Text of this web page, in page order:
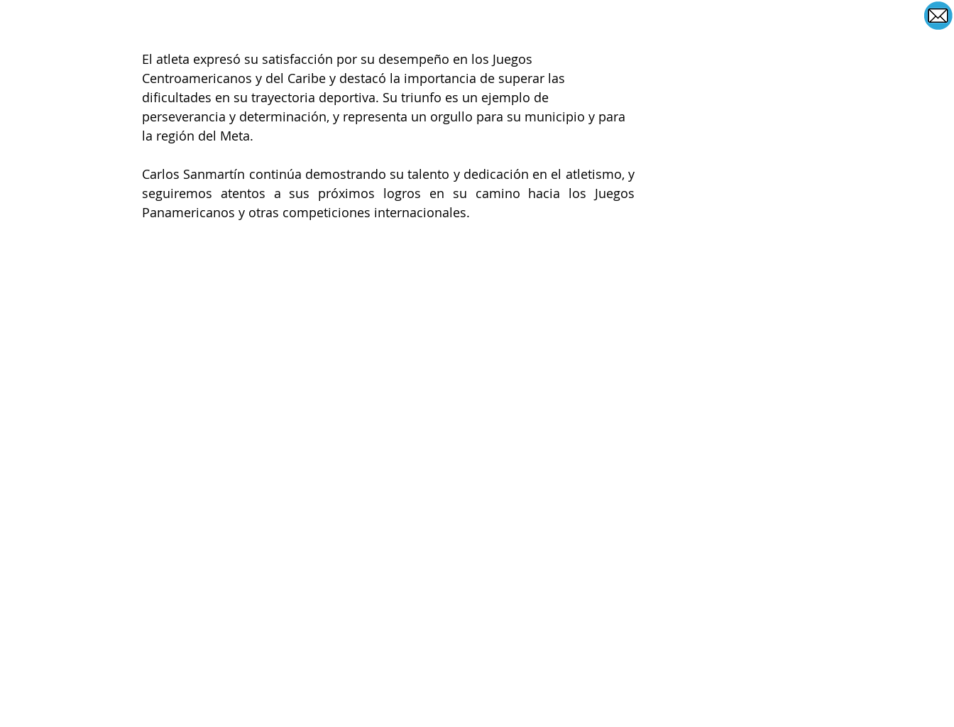
El atleta expresó su satisfacción por su desempeño en los Juegos
Centroamericanos y del Caribe y destacó la importancia de superar las
dificultades en su trayectoria deportiva. Su triunfo es un ejemplo de
perseverancia y determinación, y representa un orgullo para su municipio y para
la región del Meta.
Carlos Sanmartín continúa demostrando su talento y dedicación en el atletismo, y
seguiremos atentos a sus próximos logros en su camino hacia los Juegos
Panamericanos y otras competiciones internacionales.